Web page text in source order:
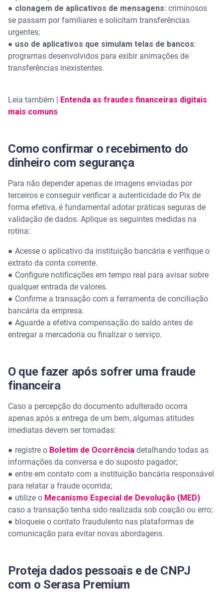
● clonagem de aplicativos de mensagens: criminosos
se passam por familiares e solicitam transferências
urgentes;
● uso de aplicativos que simulam telas de bancos:
programas desenvolvidos para exibir animações de
transferências inexistentes.
Leia também |
Entenda as fraudes financeiras digitais
mais comuns
Como confirmar o recebimento do
dinheiro com segurança
Para não depender apenas de imagens enviadas por
terceiros e conseguir verificar a autenticidade do Pix de
forma efetiva, é fundamental adotar práticas seguras de
validação de dados. Aplique as seguintes medidas na
rotina:
● Acesse o aplicativo da instituição bancária e verifique o
extrato da conta corrente.
● Configure notificações em tempo real para avisar sobre
qualquer entrada de valores.
● Confirme a transação com a ferramenta de conciliação
bancária da empresa.
● Aguarde a efetiva compensação do saldo antes de
entregar a mercadoria ou finalizar o serviço.
O que fazer após sofrer uma fraude
financeira
Caso a percepção do documento adulterado ocorra
apenas após a entrega de um bem, algumas atitudes
imediatas devem ser tomadas:
● registre o Boletim de Ocorrência detalhando todas as
informações da conversa e do suposto pagador;
● entre em contato com a instituição bancária responsável
para relatar a fraude ocorrida;
● utilize o Mecanismo Especial de Devolução (MED)
caso a transação tenha sido realizada sob coação ou erro;
● bloqueie o contato fraudulento nas plataformas de
comunicação para evitar novas abordagens.
Proteja dados pessoais e de CNPJ
com o Serasa Premium